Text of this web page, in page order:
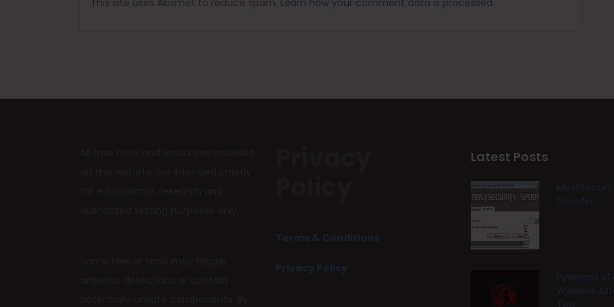
This site uses Akismet to reduce spam. Learn how your comment data is processed.
Terms & Conditions
Privacy Policy
Latest Posts
Spoofer
Pyxiewps
Wireless